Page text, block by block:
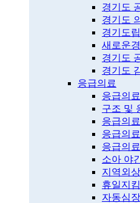
경기도
경기도
경기도
새로운
경기도
경기도
응급의료
응급의
구조 및
응급의
응급의
응급의
소아 야
지역외
휴일지
자동심